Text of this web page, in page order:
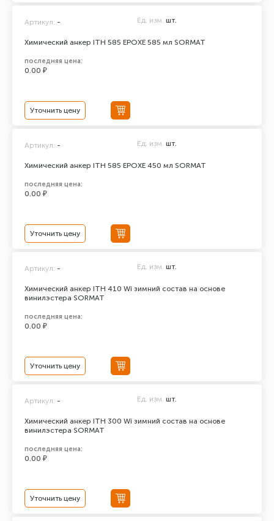
Химический анкер ITH 585 EPOXЕ 585 мл SORMAT
Артикул: - Ед. изм. шт.
последняя цена:
0.00 ₽
Уточнить цену
Химический анкер ITH 585 EPOXЕ 450 мл SORMAT
Артикул: - Ед. изм. шт.
последняя цена:
0.00 ₽
Уточнить цену
Химический анкер ITH 410 Wi зимний состав на основе
винилэстера SORMAT
Артикул: - Ед. изм. шт.
последняя цена:
0.00 ₽
Уточнить цену
Химический анкер ITH 300 Wi зимний состав на основе
винилэстера SORMAT
Артикул: - Ед. изм. шт.
последняя цена:
0.00 ₽
Уточнить цену